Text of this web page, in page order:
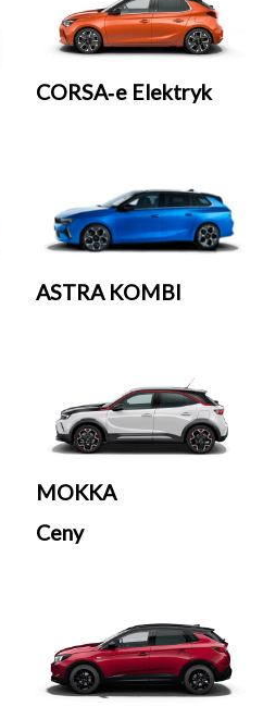
CORSA‑e Elektryk
ASTRA KOMBI
MOKKA
Ceny